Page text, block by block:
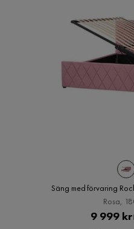
Säng med förvaring
Rosa,
9 999 kr